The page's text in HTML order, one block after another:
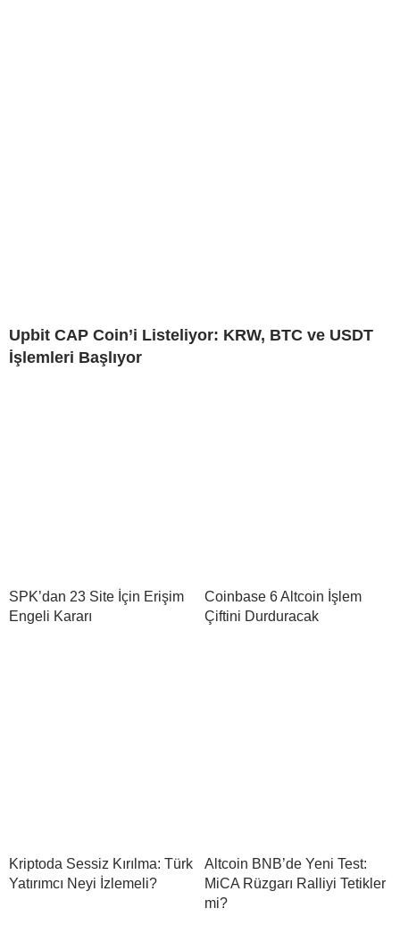
Upbit CAP Coin’i Listeliyor: KRW, BTC ve USDT
İşlemleri Başlıyor
SPK’dan 23 Site İçin Erişim
Engeli Kararı
Coinbase 6 Altcoin İşlem
Çiftini Durduracak
Kriptoda Sessiz Kırılma: Türk
Yatırımcı Neyi İzlemeli?
Altcoin BNB’de Yeni Test:
MiCA Rüzgarı Ralliyi Tetikler
mi?